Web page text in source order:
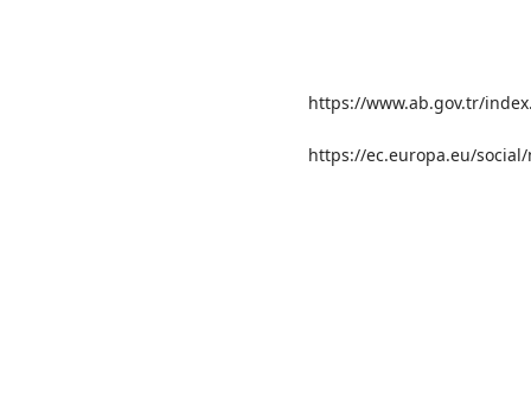
https://www.ab.gov.tr/
https://ec.europa.eu/